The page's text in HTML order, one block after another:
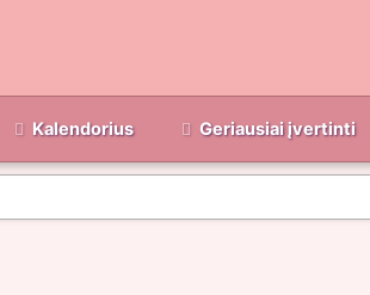
Kalendorius Geriausiai įvertinti